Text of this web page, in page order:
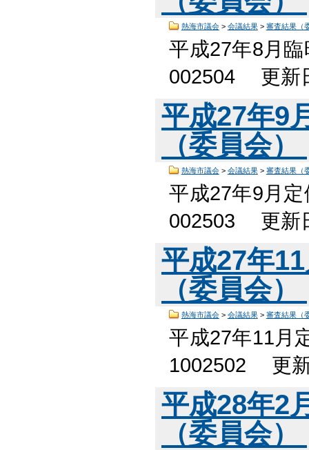
熱海市議会> 会議結果> 審査結果（
平成27年8月
002504 更新
平成27年9
（委員会）
熱海市議会> 会議結果> 審査結果（
平成27年9月
002503 更新
平成27年
（委員会）
熱海市議会> 会議結果> 審査結果（
平成27年11月
1002502 更
平成28年2
（委員会）